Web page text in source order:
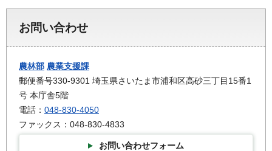
お問い合わせ
農林部 農業支援課
郵便番号330-9301 埼玉県さいたま市浦和区高砂三丁目15番1
号 本庁舎5階
電話： 048-830-4050
ファックス：048-830-4833
お問い合わせフォーム